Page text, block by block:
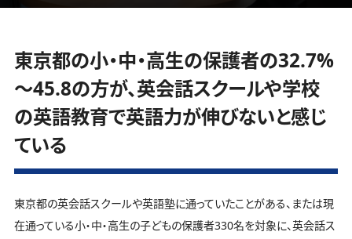
東京都の小・中・高生の保護者の32.7%
～45.8の方が、英会話スクールや学校
の英語教育で英語力が伸びないと感じ
ている
東京都の英会話スクールや英語塾に通っていたことがある、または現
在通っている小・中・高生の子どもの保護者330名を対象に、英会話ス